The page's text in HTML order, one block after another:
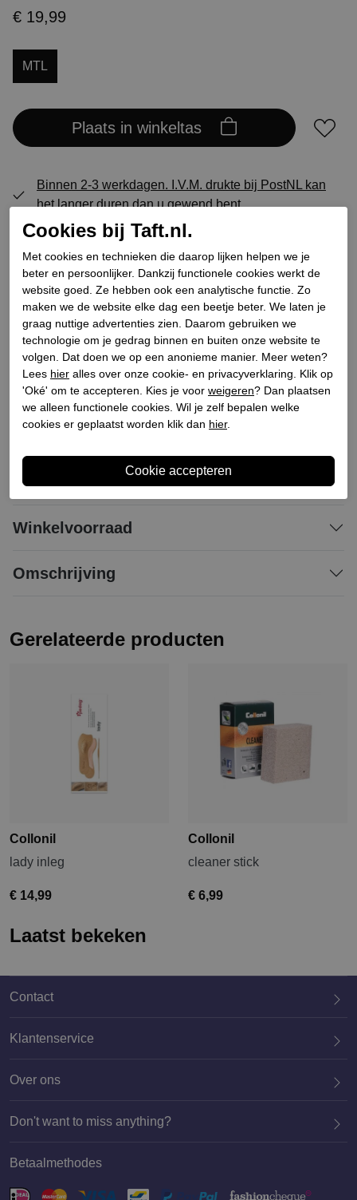
€ 19,99
MTL
Plaats in winkeltas
Binnen 2-3 werkdagen. I.V.M. drukte bij PostNL kan
het langer duren dan u gewend bent
GRATIS levering vanaf € 75,- (m.u.v. sale)*
30 DAGEN recht op retour
Specificaties
Merk
Collonil
Leveranciercode
88411199 Laarzenknecht
Categorie
Fournituren
860300003
Winkelvoorraad
Omschrijving
Gerelateerde producten
Collonil
lady inleg
€ 14,99
Collonil
cleaner stick
€ 6,99
Laatst bekeken
Contact
020 659 3444
Klantenservice
Over ons
Don't want to miss anything?
Betaalmethodes
Cookies bij Taft.nl.
Met cookies en technieken die daarop lijken helpen we je
beter en persoonlijker. Dankzij functionele cookies werkt de
website goed. Ze hebben ook een analytische functie. Zo
maken we de website elke dag een beetje beter. We laten je
graag nuttige advertenties zien. Daarom gebruiken we
technologie om je gedrag binnen en buiten onze website te
volgen. Dat doen we op een anonieme manier. Meer weten?
Lees hier alles over onze cookie- en privacyverklaring. Klik op
'Oké' om te accepteren. Kies je voor weigeren? Dan plaatsen
we alleen functionele cookies. Wil je zelf bepalen welke
cookies er geplaatst worden klik dan hier.